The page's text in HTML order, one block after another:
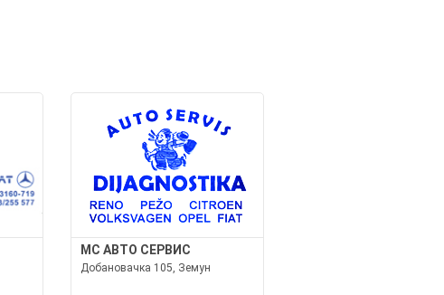
МС АВТО СЕРВИС
Добановачка 105, Земун